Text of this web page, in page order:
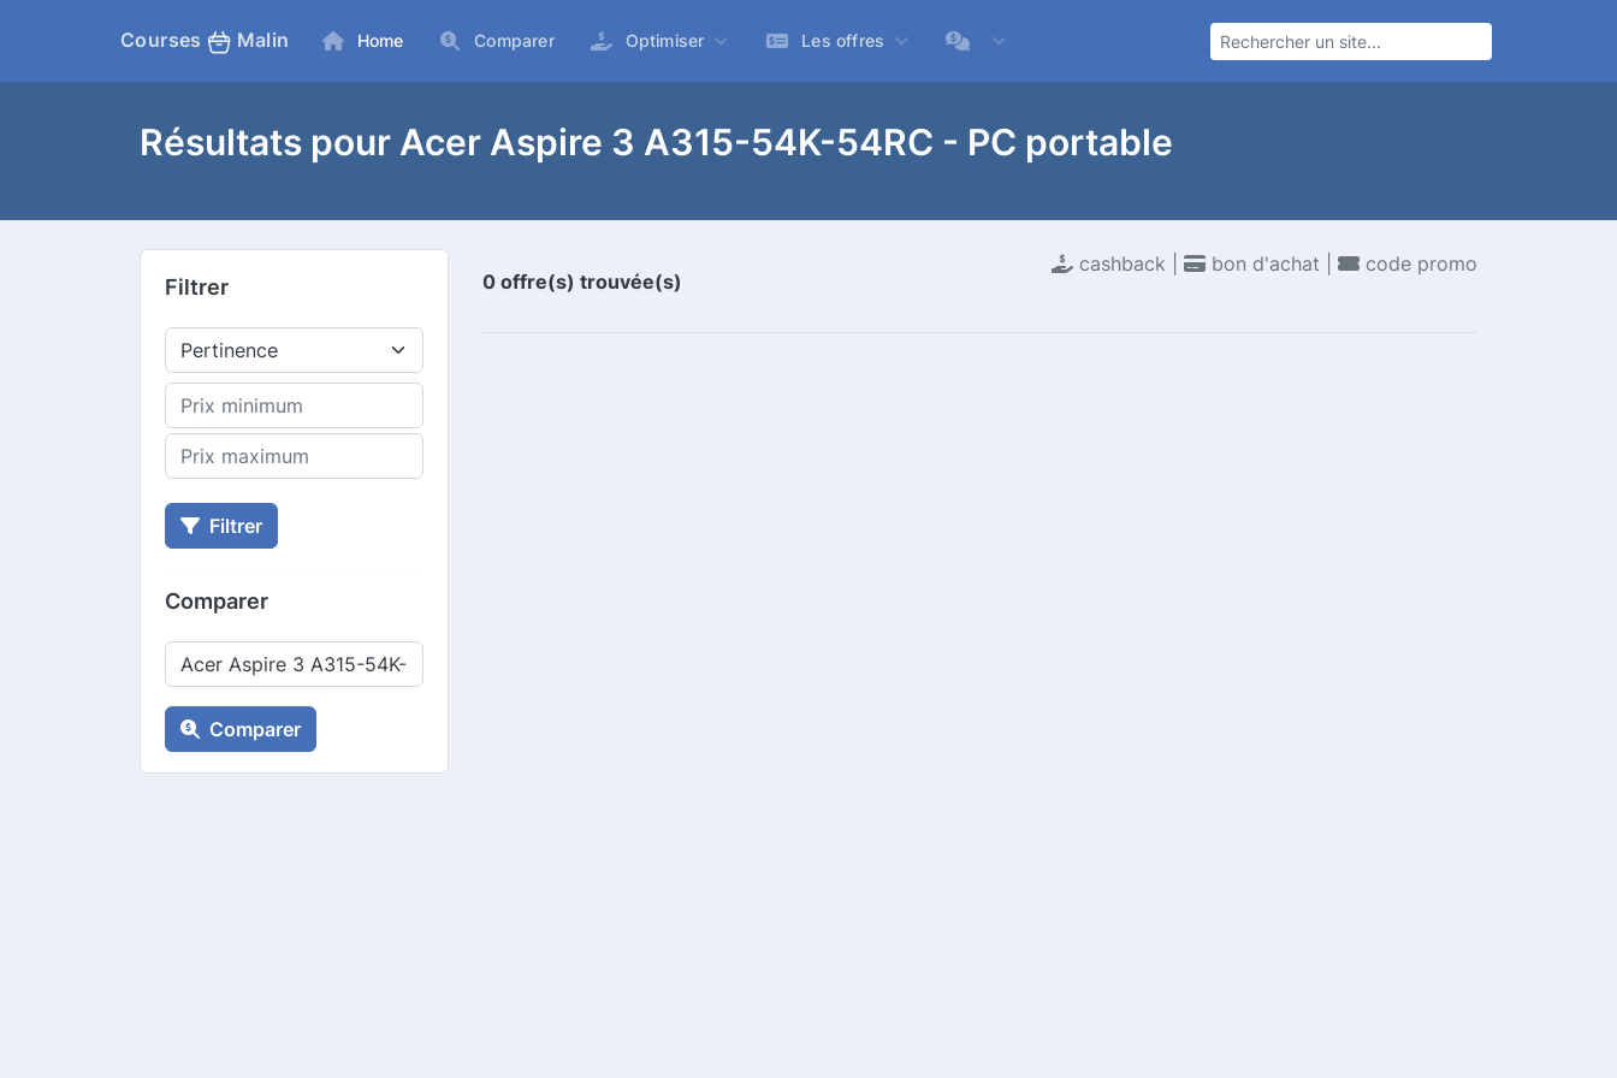
Courses Malin Home Comparer Optimiser Les offres
Résultats pour Acer Aspire 3 A315-54K-54RC - PC portable
Filtrer
Filtrer
Comparer
Comparer
0 offre(s) trouvée(s)
cashback | bon d'achat | code promo